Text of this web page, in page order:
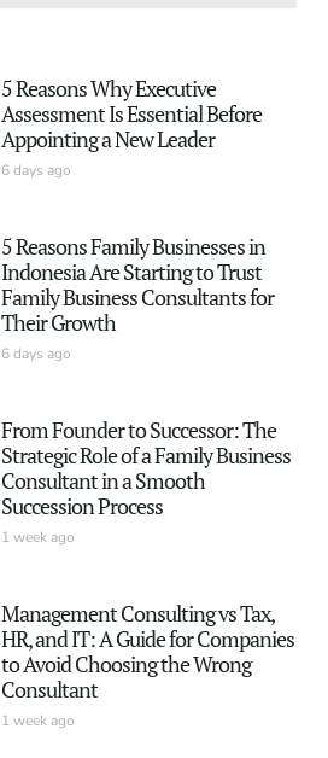
5 Reasons Why Executive
Assessment Is Essential Before
Appointing a New Leader
6 days ago
5 Reasons Family Businesses in
Indonesia Are Starting to Trust
Family Business Consultants for
Their Growth
6 days ago
From Founder to Successor: The
Strategic Role of a Family Business
Consultant in a Smooth
Succession Process
1 week ago
Management Consulting vs Tax,
HR, and IT: A Guide for Companies
to Avoid Choosing the Wrong
Consultant
1 week ago